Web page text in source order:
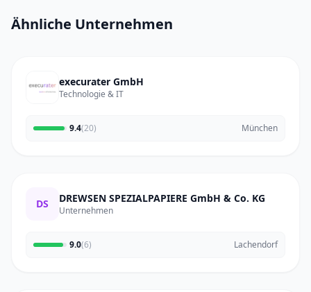
Ähnliche Unternehmen
execurater GmbH
Technologie & IT
9.4(20) München
DS DREWSEN SPEZIALPAPIERE GmbH & Co. KG
Unternehmen
9.0(6) Lachendorf